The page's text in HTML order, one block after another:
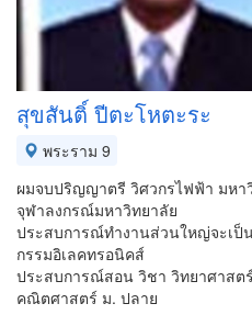
สุขสันติ์ ปีตะโหตะระ
พระราม 9
ผมจบปริญญาตรี วิศวกรไฟฟ้า มห
จุฬาลงกรณ์มหาวิทยาลัย
ประสบการณ์ทำงานส่วนใหญ่จะเป็
กรรมอิเลคทรอนิคส์
ประสบการณ์สอน วิชา วิทยาศาสต
คณิตศาสตร์ ม. ปลาย